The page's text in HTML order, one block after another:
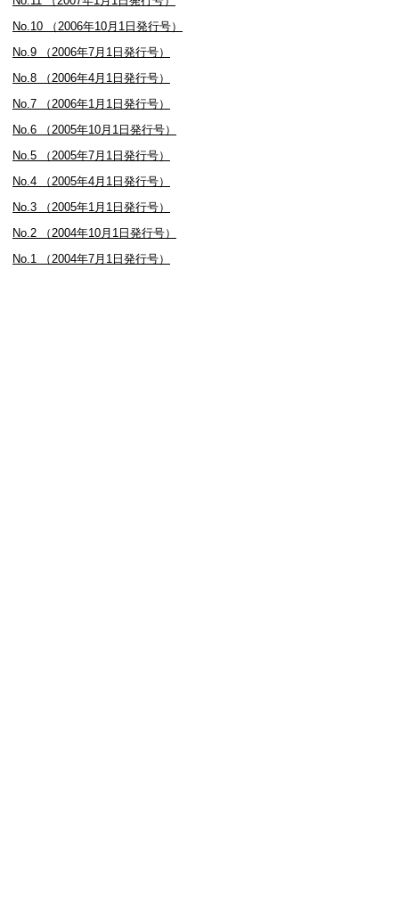
No.10 （2006年10月1日発行号）
No.9 （2006年7月1日発行号）
No.8 （2006年4月1日発行号）
No.7 （2006年1月1日発行号）
No.6 （2005年10月1日発行号）
No.5 （2005年7月1日発行号）
No.4 （2005年4月1日発行号）
No.3 （2005年1月1日発行号）
No.2 （2004年10月1日発行号）
No.1 （2004年7月1日発行号）